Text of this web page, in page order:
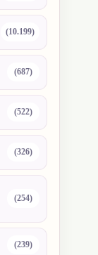
(10.199)
(687)
(522)
(326)
(254)
(239)